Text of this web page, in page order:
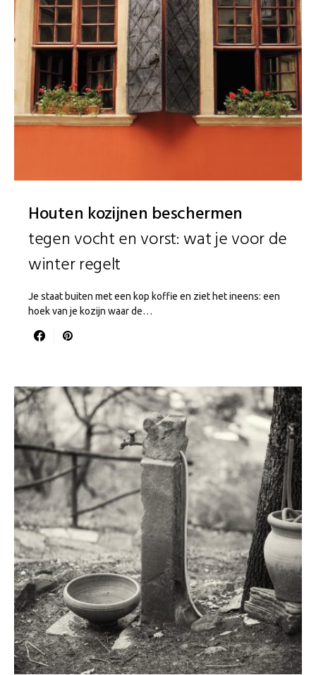
Houten kozijnen beschermen
tegen vocht en vorst: wat je voor de
winter regelt
Je staat buiten met een kop koffie en ziet het ineens: een
hoek van je kozijn waar de…